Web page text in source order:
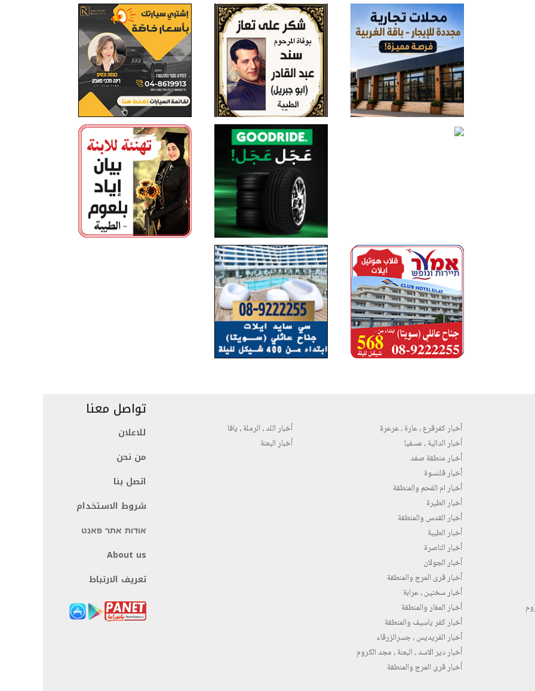
أخبار كفرقرع ، عارة ، عرعرة
أخبار الدالية ، عسفيا
أخبار منطقة صفد
أخبار قلنسوة
أخبار ام الفحم والمنطقة
أخبار الطيرة
أخبار القدس والمنطقة
أخبار الطيبة
أخبار الناصرة
أخبار الجولان
أخبار قرى المرج والمنطقة
أخبار سخنين ، عرابة
أخبار المغار والمنطقة
أخبار كفر ياسيف والمنطقة
أخبار الفريديس ، جسرالزرقاء
أخبار دير الاسد ، البعنة ، مجد الكروم
أخبار قرى المرج والمنطقة
أخبار اللد ، الرملة ، يافا
أخبار البعنة
تواصل معنا
للاعلان
من نحن
اتصل بنا
شروط الاستخدام
אודות אתר פאנט
About us
تعريف الارتباط